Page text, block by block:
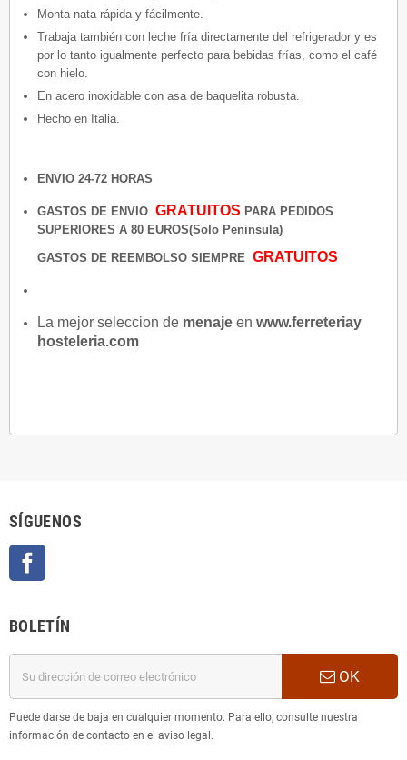
Monta nata rápida y fácilmente.
Trabaja también con leche fría directamente del refrigerador y es
por lo tanto igualmente perfecto para bebidas frías, como el café
con hielo.
En acero inoxidable con asa de baquelita robusta.
Hecho en Italia.
ENVIO 24-72 HORAS
GASTOS DE ENVIO GRATUITOS PARA PEDIDOS
SUPERIORES A 80 EUROS(Solo Peninsula)
GASTOS DE REEMBOLSO SIEMPRE GRATUITOS
La mejor seleccion de menaje en www.ferreteriay
hosteleria.com
SÍGUENOS
BOLETÍN
OK
Puede darse de baja en cualquier momento. Para ello, consulte nuestra
información de contacto en el aviso legal.